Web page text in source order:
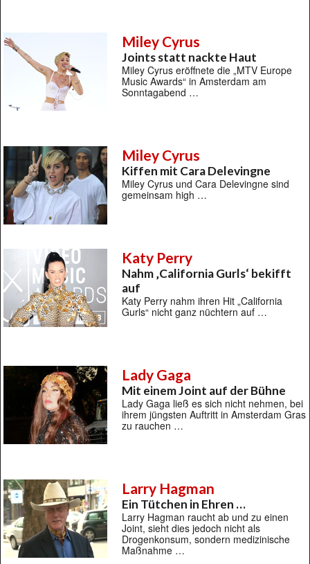
Miley Cyrus
Joints statt nackte Haut
Miley Cyrus eröffnete die „MTV Europe
Music Awards“ in Amsterdam am
Sonntagabend …
Miley Cyrus
Kiffen mit Cara Delevingne
Miley Cyrus und Cara Delevingne sind
gemeinsam high …
Katy Perry
Nahm ‚California Gurls‘ bekifft
auf
Katy Perry nahm ihren Hit „California
Gurls“ nicht ganz nüchtern auf …
Lady Gaga
Mit einem Joint auf der Bühne
Lady Gaga ließ es sich nicht nehmen, bei
ihrem jüngsten Auftritt in Amsterdam Gras
zu rauchen …
Larry Hagman
Ein Tütchen in Ehren …
Larry Hagman raucht ab und zu einen
Joint, sieht dies jedoch nicht als
Drogenkonsum, sondern medizinische
Maßnahme …